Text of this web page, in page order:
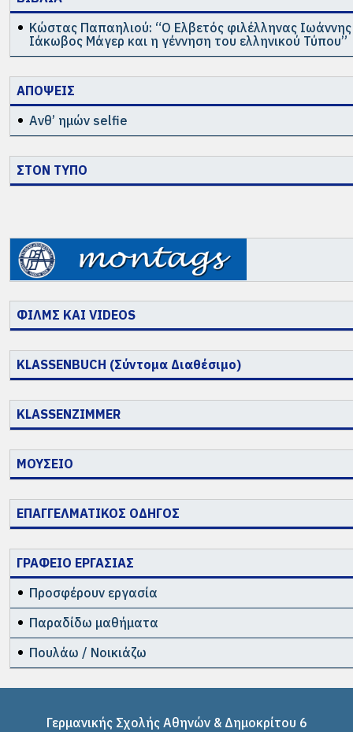
Κώστας Παπαηλιού: “Ο Ελβετός φιλέλληνας Ιωάννης
Ιάκωβος Μάγερ και η γέννηση του ελληνικού Τύπου”
ΑΠΟΨΕΙΣ
Ανθ’ ημών selfie
ΣΤΟΝ ΤΥΠΟ
ΦΙΛΜΣ ΚΑΙ VIDEOS
KLASSENBUCH (Σύντομα Διαθέσιμο)
KLASSENZIMMER
ΜΟΥΣΕΙΟ
ΕΠΑΓΓΕΛΜΑΤΙΚΟΣ ΟΔΗΓΟΣ
ΓΡΑΦΕΙΟ ΕΡΓΑΣΙΑΣ
Προσφέρουν εργασία
Παραδίδω μαθήματα
Πουλάω / Νοικιάζω
Γερμανικής Σχολής Αθηνών & Δημοκρίτου 6